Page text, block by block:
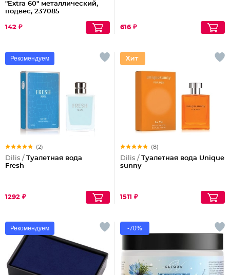
"Extra 60" металлический,
подвес, 237085
142 ₽ 616 ₽
Рекомендуем
(2)
Dilis / Туалетная вода
Fresh
1292 ₽
(8)
Dilis / Туалетная вода Unique
sunny
1511 ₽
Рекомендуем -70%